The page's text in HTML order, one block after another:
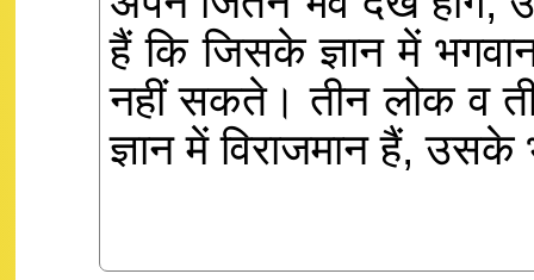
हैं कि जिसके ज्ञान में
नहीं सकते। तीन लोक व
ज्ञान में विराजमान हैं, उसके